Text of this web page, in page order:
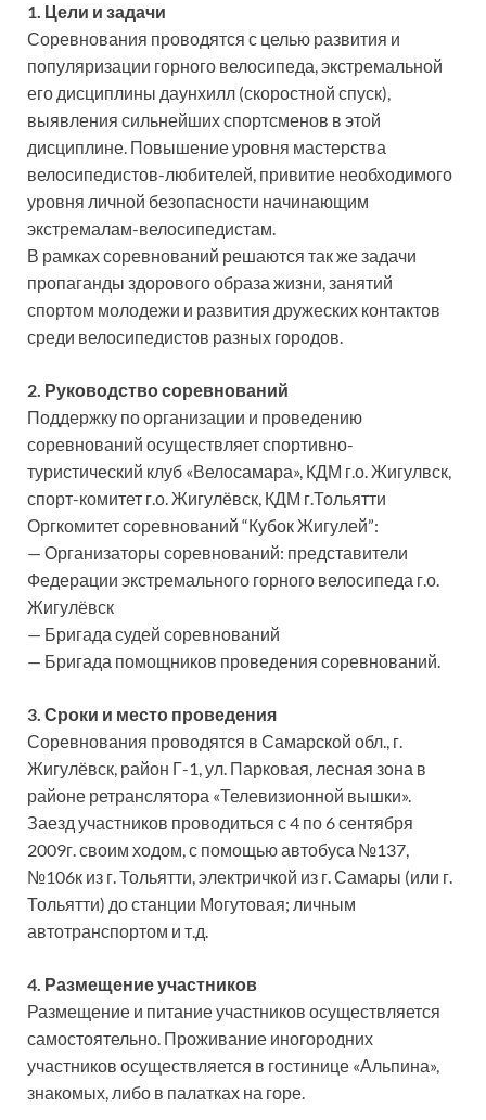
1. Цели и задачи
Соревнования проводятся с целью развития и
популяризации горного велосипеда, экстремальной
его дисциплины даунхилл (скоростной спуск),
выявления сильнейших спортсменов в этой
дисциплине. Повышение уровня мастерства
велосипедистов-любителей, привитие необходимого
уровня личной безопасности начинающим
экстремалам-велосипедистам.
В рамках соревнований решаются так же задачи
пропаганды здорового образа жизни, занятий
спортом молодежи и развития дружеских контактов
среди велосипедистов разных городов.
2. Руководство соревнований
Поддержку по организации и проведению
соревнований осуществляет спортивно-
туристический клуб «Велосамара», КДМ г.о. Жигулвск,
спорт-комитет г.о. Жигулёвск, КДМ г.Тольятти
Оргкомитет соревнований “Кубок Жигулей”:
— Организаторы соревнований: представители
Федерации экстремального горного велосипеда г.о.
Жигулёвск
— Бригада судей соревнований
— Бригада помощников проведения соревнований.
3. Сроки и место проведения
Соревнования проводятся в Самарской обл., г.
Жигулёвск, район Г-1, ул. Парковая, лесная зона в
районе ретранслятора «Телевизионной вышки».
Заезд участников проводиться с 4 по 6 сентября
2009г. своим ходом, с помощью автобуса №137,
№106к из г. Тольятти, электричкой из г. Самары (или г.
Тольятти) до станции Могутовая; личным
автотранспортом и т.д.
4. Размещение участников
Размещение и питание участников осуществляется
самостоятельно. Проживание иногородних
участников осуществляется в гостинице «Альпина»,
знакомых, либо в палатках на горе.